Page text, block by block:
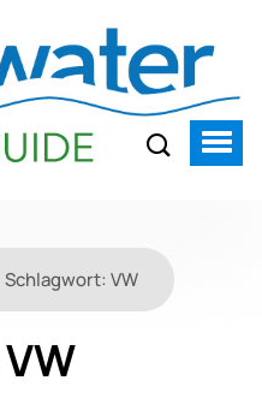
Schlagwort: VW
VW